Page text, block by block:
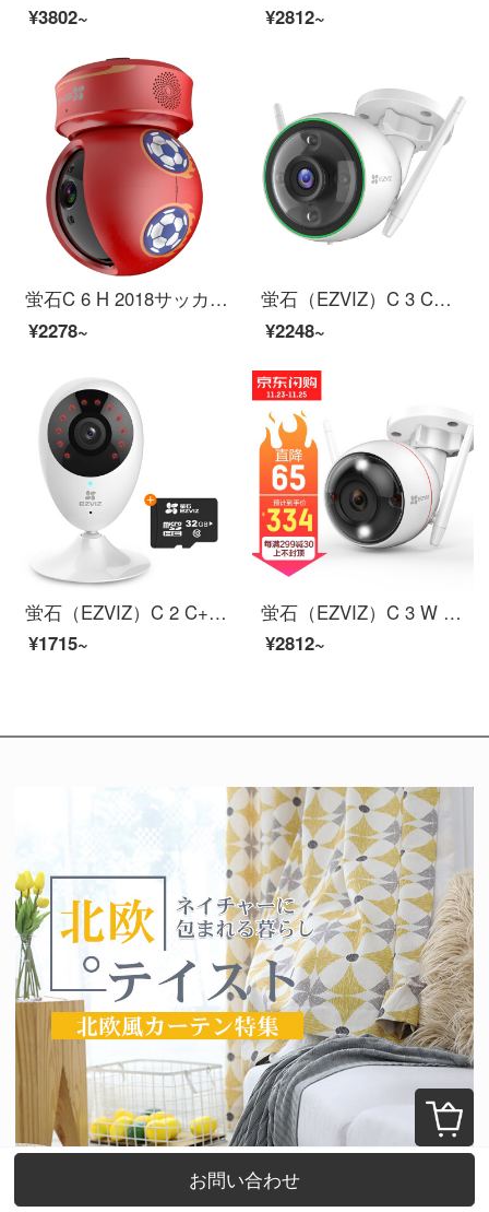
¥3802~
¥2812~
蛍石C 6 H 2018サッカー版720 P雲台カメラ監視ネットワークカメラインテリジェントホームハイビジョンWIFI遠隔制御
¥2278~
蛍石（EZVIZ）C 3 Cフルカラー標準版4 mm+32 Gビデオモニター専用カード蛍石（C 3 Cフルカラー標準版4 mmカメラ+32 G専用カード）
¥2248~
蛍石（EZVIZ）C 2 C+32 Gビデオモニター専用カード蛍石（C 2 Cカメラ+32 G専用カード）
¥1715~
蛍石（EZVIZ）C 3 W 1080 P 4 mmフルカラーカメラインテリジェント無線ハイビジョンネットワークwifi遠隔監視カメラガン
¥2812~
お問い合わせ